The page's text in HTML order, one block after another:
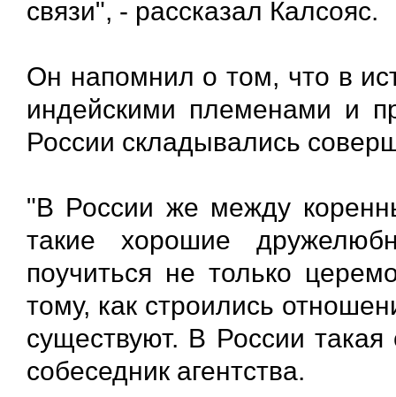
связи", - рассказал Калсояс.
Он напомнил о том, что в
индейскими племенами и
России складывались
"В России же между
такие хорошие
поучиться не только
тому, как строились
существуют. В России
собеседник агентства.